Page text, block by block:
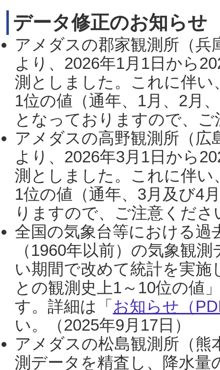
データ修正のお知らせ
アメダスの郡家観測所（
より、2026年1月1日から
測としました。これに伴い
1位の値（通年、1月、2月
となっておりますので、
アメダスの高野観測所（
より、2026年3月1日から
測としました。これに伴い
1位の値（通年、3月及び4
りますので、ご注意くだ
全国の気象台等における過
（1960年以前）の気象観
い期間で改めて統計を実
との観測史上1～10位の値
す。詳細は「 お知らせ（
い。（2025年9月17日）
アメダスの松島観測所（熊
測データを精査し、降水